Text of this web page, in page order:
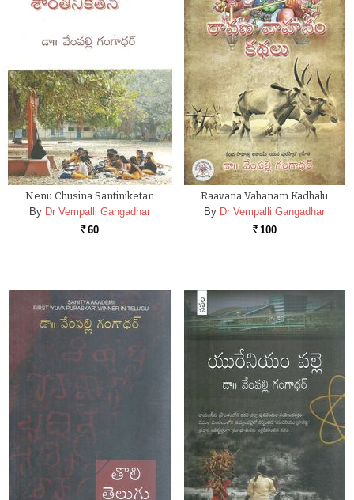
Nenu Chusina Santiniketan
By Dr Vempalli Gangadhar
Rs. 60
Raavana Vahanam Kadhalu
By Dr Vempalli Gangadhar
Rs. 100